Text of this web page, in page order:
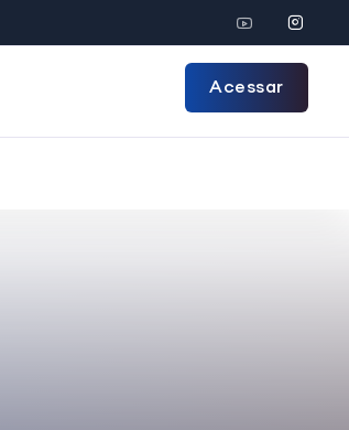
Acessar